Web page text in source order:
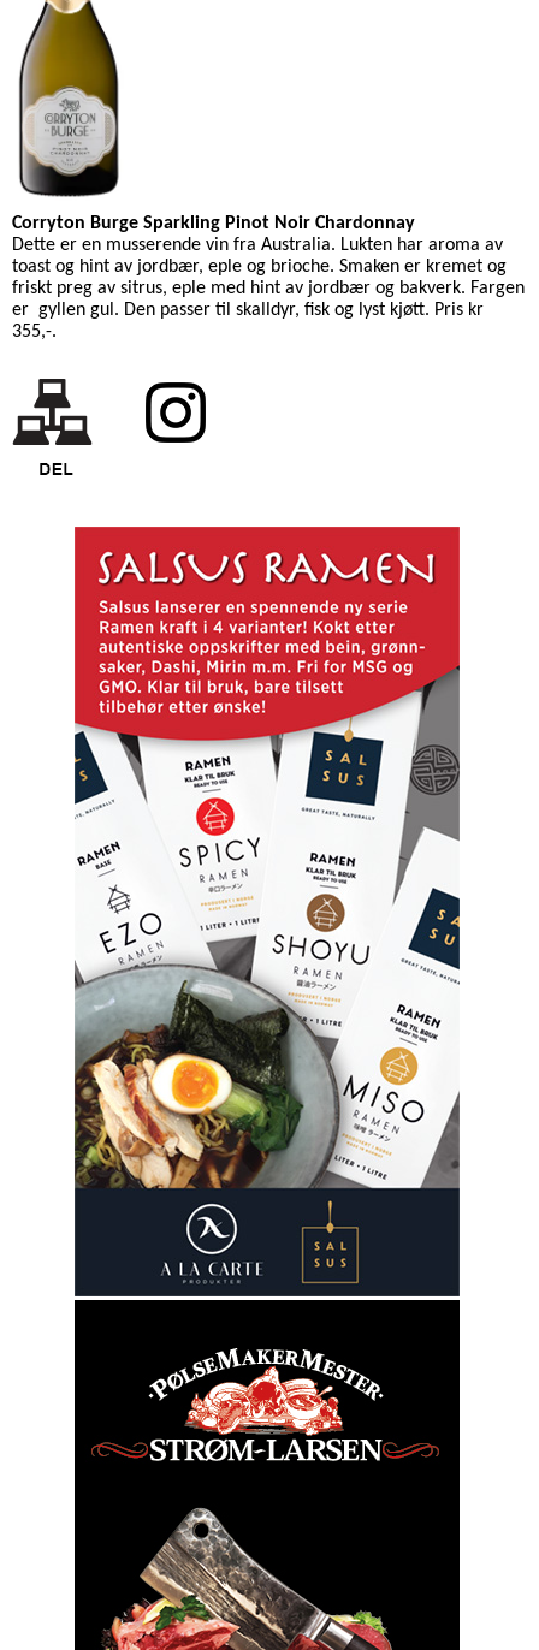
Corryton Burge Sparkling Pinot Noir Chardonnay
Dette er en musserende vin fra Australia. Lukten har aroma av
toast og hint av jordbær, eple og brioche. Smaken er kremet og
friskt preg av sitrus, eple med hint av jordbær og bakverk. Fargen
er gyllen gul. Den passer til skalldyr, fisk og lyst kjøtt. Pris kr
355,-.